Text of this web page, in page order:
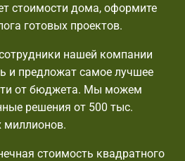
стоимости дома, оформите
готовых проектов.
нашей компании
и предложат самое лучшее
от бюджета. Мы можем
решения от 500 тыс.
миллионов.
стоимость квадратного